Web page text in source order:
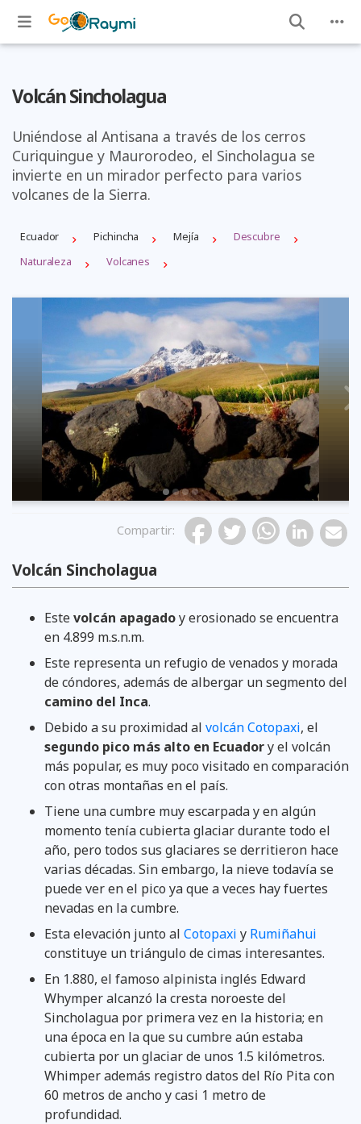
Volcán Sincholagua
Uniéndose al Antisana a través de los cerros
Curiquingue y Maurorodeo, el Sincholagua se
invierte en un mirador perfecto para varios
volcanes de la Sierra.
Ecuador Pichincha Mejí­a
Descubre
Naturaleza
Volcanes
Previous
Compartir:
Volcán Sincholagua
Estevolcán apagadoy erosionado se encuentra
en 4.899 m.s.n.m.
Este representa un refugio de venados y morada
de cóndores, además de albergar un segmento del
camino del Inca.
Debido a su proximidad al volcán Cotopaxi, el
segundo pico más alto en Ecuadory el volcán
más popular, es muy poco visitado en comparación
con otras montañas en el país.
Tiene una cumbre muy escarpada y en algún
momento tenía cubierta glaciar durante todo el
año, pero todos sus glaciares se derritieron hace
varias décadas. Sin embargo, la nieve todavía se
puede ver en el pico ya que a veces hay fuertes
nevadas en la cumbre.
Esta elevación junto al Cotopaxi y Rumiñahui
constituye un triángulo de cimas interesantes.
En 1.880, el famoso alpinista inglés Edward
Whymper alcanzó la cresta noroeste del
Sincholagua por primera vez en la historia; en
una época en la que su cumbre aún estaba
cubierta por un glaciar de unos 1.5 kilómetros.
Whimper además registro datos del Río Pita con
60 metros de ancho y casi 1 metro de
profundidad.